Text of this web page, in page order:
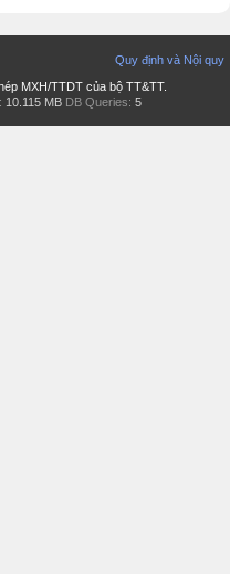
Quy định và Nội quy
MXH/TTDT của bộ TT&TT.
10.115 MB DB Queries: 5